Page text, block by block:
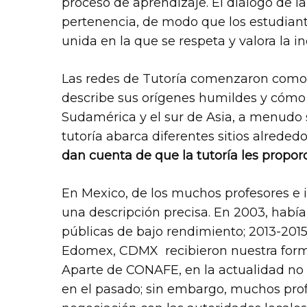
pertenencia, de modo que los
unida en la que se respeta y valora la
Las redes de Tutoría comenzaron
describe sus orígenes humildes y
Sudamérica y el sur de Asia, a
tutoría abarca diferentes sitios
dan cuenta de que la tutoría les
En Mexico, de los muchos profesores
una descripción precisa. En 2003,
públicas de bajo rendimiento; 2013-
Edomex, CDMX recibieron nuestra
Aparte de CONAFE, en la actualidad
en el pasado; sin embargo, muchos